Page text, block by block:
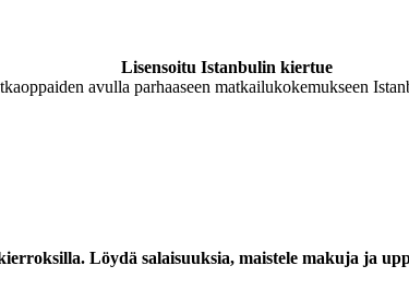
Lisensoitu Istanbulin kiertue
avulla parhaaseen matkailukokemukseen
Löydä salaisuuksia, maistele makuja ja